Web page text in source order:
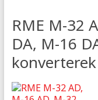
RME M-32
DA, M-16
konverterek